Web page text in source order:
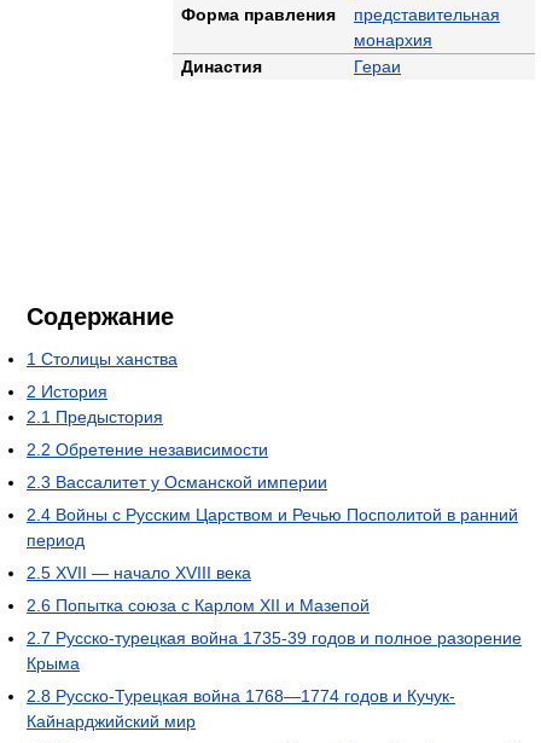
Форма правления
представительная
монархия
Династия
Гераи
Содержание
1 Столицы ханства
2 История
2.1 Предыстория
2.2 Обретение независимости
2.3 Вассалитет у Османской империи
2.4 Войны с Русским Царством и Речью Посполитой в ранний
период
2.5 XVII — начало XVIII века
2.6 Попытка союза с Карлом XII и Мазепой
2.7 Русско-турецкая война 1735-39 годов и полное разорение
Крыма
2.8 Русско-Турецкая война 1768—1774 годов и Кучук-
Кайнарджийский мир